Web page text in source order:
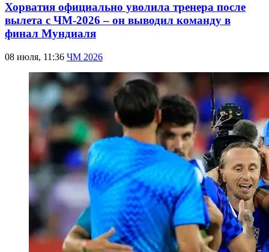
Хорватия официально уволила тренера после
вылета с ЧМ-2026 – он выводил команду в
финал Мундиаля
08 июля, 11:36 ЧМ 2026